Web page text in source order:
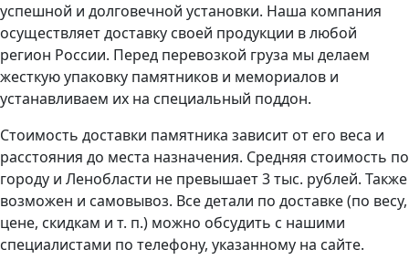
успешной и долговечной установки. Наша компания
осуществляет доставку своей продукции в любой
регион России. Перед перевозкой груза мы делаем
жесткую упаковку памятников и мемориалов и
устанавливаем их на специальный поддон.
Стоимость доставки памятника зависит от его веса и
расстояния до места назначения. Средняя стоимость по
городу и Ленобласти не превышает 3 тыс. рублей. Также
возможен и самовывоз. Все детали по доставке (по весу,
цене, скидкам и т. п.) можно обсудить с нашими
специалистами по телефону, указанному на сайте.